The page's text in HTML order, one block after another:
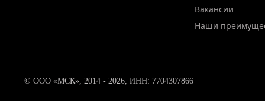
Вакансии
Наши
© ООО «МСК», 2014 - 2026, ИНН: 7704307866